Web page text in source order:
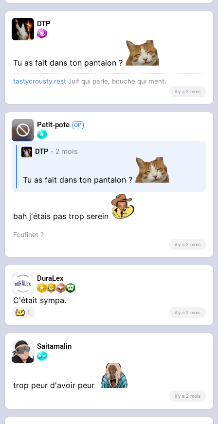
DTP
Tu as fait dans ton pantalon ?
tastycrousty.rest Juif qui parle, bouche qui ment.
il y a 2 mois
Petit-pote
DTP 2 mois
Tu as fait dans ton pantalon ?
bah j'étais pas trop serein
Foufinet ?
il y a 2 mois
DuraLex
C'était sympa.
1 il y a 2 mois
Saitamalin
trop peur d'avoir peur
il y a 2 mois